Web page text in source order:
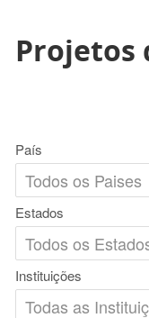
Projetos
País
Estados
Instituições